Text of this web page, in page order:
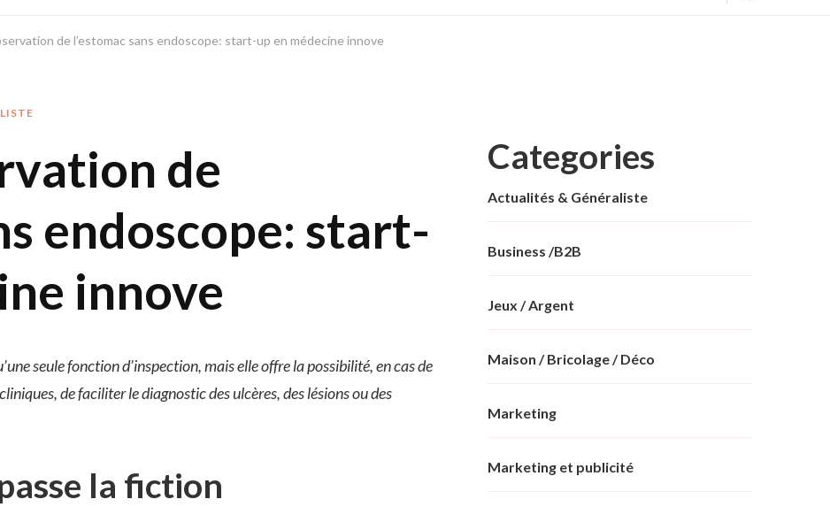
de l’estomac sans endoscope: start-up en médecine innove
de
endoscope: start-
innove
seule fonction d’inspection, mais elle offre la possibilité, en cas de
de faciliter le diagnostic des ulcères, des lésions ou des
la fiction
Categories
Actualités & Généraliste
Business /B2B
Jeux / Argent
Maison / Bricolage / Déco
Marketing
Marketing et publicité